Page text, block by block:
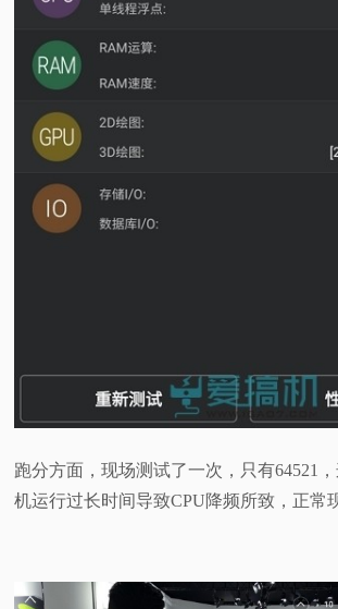
跑分方面，现场测试了一次，只有64521
机运行过长时间导致CPU降频所致，正常